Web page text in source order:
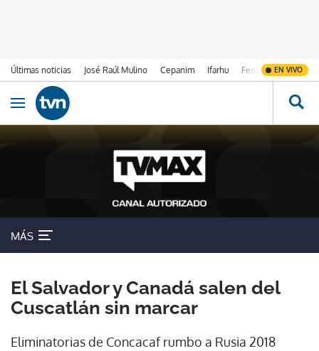
Últimas noticias José Raúl Mulino Cepanim Ifarhu Fenómeno de El
EN VIVO
Ir al contenido
Obrir navegació
MÁS
El Salvador y Canadá salen del
Cuscatlán sin marcar
Eliminatorias de Concacaf rumbo a Rusia 2018